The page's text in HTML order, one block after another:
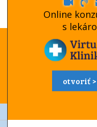
Online
s
otvoriť